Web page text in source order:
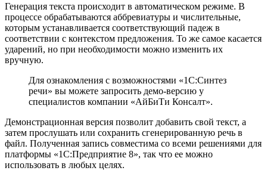
Генерация текста происходит в автоматическом режиме. В
процессе обрабатываются аббревиатуры и числительные,
которым устанавливается соответствующий падеж в
соответствии с контекстом предложения. То же самое касается
ударений, но при необходимости можно изменить их
вручную.
Для ознакомления с возможностями «1С:Синтез
речи» вы можете запросить демо-версию у
специалистов компании «АйБиТи Консалт».
Демонстрационная версия позволит добавить свой текст, а
затем прослушать или сохранить сгенерированную речь в
файл. Полученная запись совместима со всеми решениями для
платформы «1С:Предприятие 8», так что ее можно
использовать в любых целях.